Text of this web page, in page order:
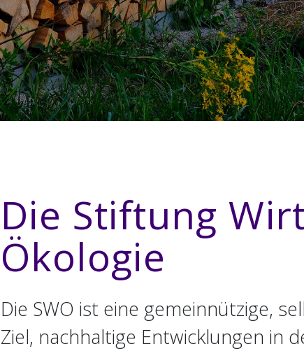
Die Stiftung
Ökologie
Die SWO ist eine gemeinnützige,
Ziel, nachhaltige Entwicklungen in